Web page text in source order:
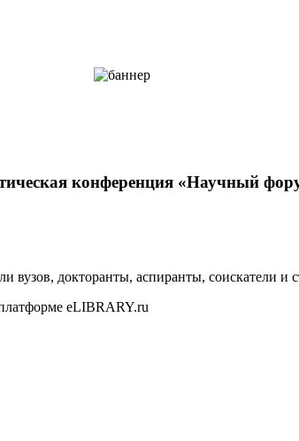
конференция «Научный
докторанты, аспиранты, соискатели и
eLIBRARY.ru